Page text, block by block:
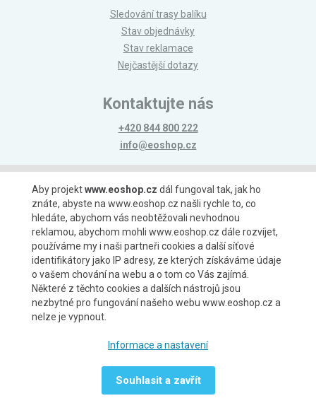
Sledování trasy balíku
Stav objednávky
Stav reklamace
Nejčastější dotazy
Kontaktujte nás
+420 844 800 222
info@eoshop.cz
Možnosti platby
Možnosti dopravy
Aby projektwww.eoshop.cz dál fungoval tak, jak ho
znáte, abyste na www.eoshop.cz našli rychle to, co
hledáte, abychom vás neobtěžovali nevhodnou
reklamou, abychom mohli www.eoshop.cz dále rozvíjet,
používáme my i naši partneři cookies a další síťové
identifikátory jako IP adresy, ze kterých získáváme údaje
o vašem chování na webu a o tom co Vás zajímá.
Některé z těchto cookies a dalších nástrojů jsou
nezbytné pro fungování našeho webu www.eoshop.cz a
nelze je vypnout.
Informace a nastavení
Souhlasit a zavřít